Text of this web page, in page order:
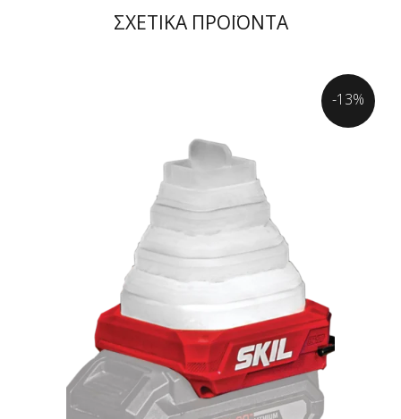
ΣΧΕΤΙΚΑ ΠΡΟΪΟΝΤΑ
-13%